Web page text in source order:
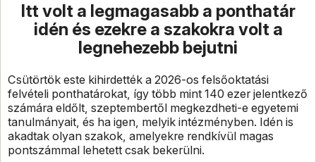
Itt volt a legmagasabb a ponthatár
idén és ezekre a szakokra volt a
legnehezebb bejutni
Csütörtök este kihirdették a 2026-os felsőoktatási
felvételi ponthatárokat, így több mint 140 ezer jelentkező
számára eldőlt, szeptembertől megkezdheti-e egyetemi
tanulmányait, és ha igen, melyik intézményben. Idén is
akadtak olyan szakok, amelyekre rendkívül magas
pontszámmal lehetett csak bekerülni.